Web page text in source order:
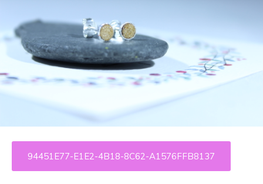
94451E77-E1E2-4B18-8C62-A1576FFB8137